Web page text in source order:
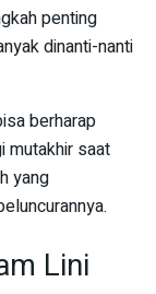
penting
dinanti-nanti
berharap
mutakhir saat
yang
Lini